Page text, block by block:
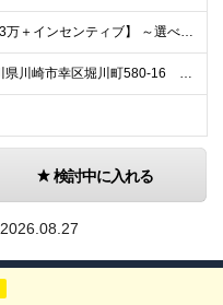
【⽉給27万円～33万＋インセンティブ】 ～選べる給与制度～ 固定給とインセンティブの割合を選択することが可能◎ ⾯接時にご相談可能です！ ￣￣￣￣￣￣￣￣￣￣￣￣￣￣￣￣￣￣￣ 月収27万円の場合
【本社】 ＊神奈川県川崎市幸区堀川町580-16 川崎テックセンター9階 ※転勤はありません ※受動喫煙対策あり(オフィス内分煙)
検討中に入れる
2026.08.27